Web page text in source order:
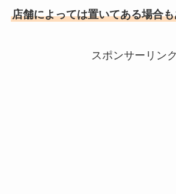
店舗によっては置いてある場合
スポンサーリンク